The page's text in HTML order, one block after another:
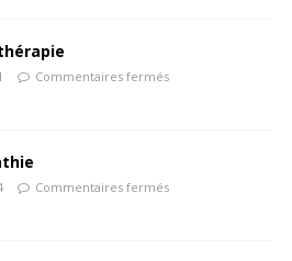
Commentaires fermés
Commentaires fermés